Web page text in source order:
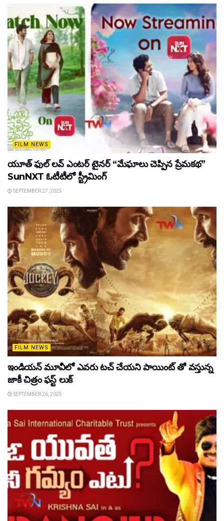
FILM NEWS
యూత్ ఫుల్ లవ్ ఎంటర్ టైనర్ “మేఘాలు చెప్పిన ప్రేమకథ”
SunNXT ఓటీటీలో స్ట్రీమింగ్
SEPTEMBER 27, 2025
FILM NEWS
ఇండియన్ మూవీలో ఎవరు టచ్ చేయని పాయింట్ తో వస్తున్న
జాకీ చిత్రం ఫస్ట్ లుక్
SEPTEMBER 26, 2025